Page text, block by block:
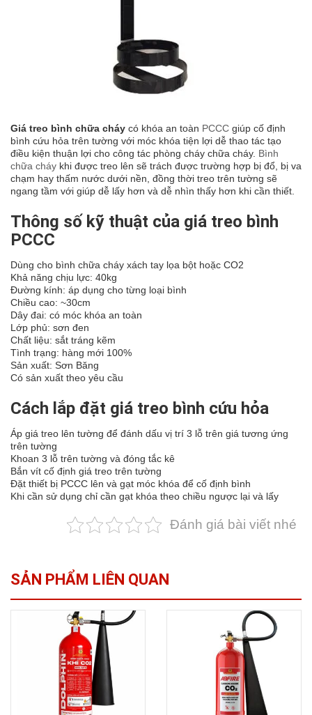
Giá treo bình chữa cháy có khóa an toàn PCCC giúp cố định
bình cứu hỏa trên tường với móc khóa tiện lợi dễ thao tác tạo
điều kiện thuận lợi cho công tác phòng cháy chữa cháy. Bình
chữa cháy khi được treo lên sẽ trách được trường hợp bị đổ, bị va
chạm hay thấm nước dưới nền, đồng thời treo trên tường sẽ
ngang tầm với giúp dễ lấy hơn và dễ nhìn thấy hơn khi cần thiết.
Thông số kỹ thuật của giá treo bình
PCCC
Dùng cho bình chữa cháy xách tay lọa bột hoặc CO2
Khả năng chịu lực: 40kg
Đường kính: áp dụng cho từng loại bình
Chiều cao: ~30cm
Dây đai: có móc khóa an toàn
Lớp phủ: sơn đen
Chất liệu: sắt tráng kẽm
Tình trạng: hàng mới 100%
Sản xuất: Sơn Băng
Có sản xuất theo yêu cầu
Cách lắp đặt giá treo bình cứu hỏa
Áp giá treo lên tường để đánh dấu vị trí 3 lỗ trên giá tương ứng
trên tường
Khoan 3 lỗ trên tường và đóng tắc kê
Bắn vít cố định giá treo trên tường
Đặt thiết bị PCCC lên và gạt móc khóa để cố định bình
Khi cần sử dụng chỉ cần gạt khóa theo chiều ngược lại và lấy
Đánh giá bài viết nhé
SẢN PHẨM LIÊN QUAN